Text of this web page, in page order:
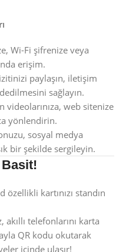
Wi-Fi şifrenize veya
erişim.
paylaşın, iletişim
sağlayın.
videolarınıza, web sitenize
yönlendirin.
sosyal medya
bir şekilde sergileyin.
Basit!
özellikli kartınızı standın
telefonlarını karta
QR kodu okutarak
içinde ulaşır!